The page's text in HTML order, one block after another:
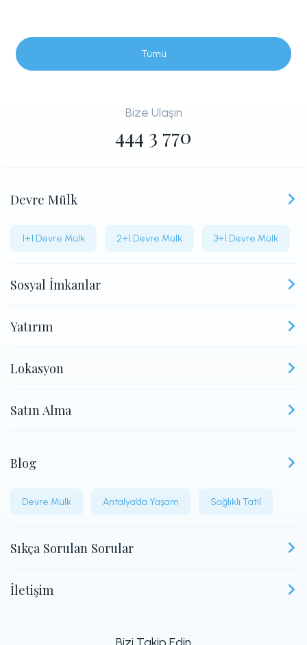
Tümü
Bize Ulaşın
444 3 770
Devre Mülk
1+1 Devre Mülk 2+1 Devre Mülk 3+1 Devre Mülk
Sosyal İmkanlar
Yatırım
Lokasyon
Satın Alma
Blog
Devre Mülk Antalya’da Yaşam Sağlıklı Tatil
Sıkça Sorulan Sorular
İletişim
Bizi Takip Edin